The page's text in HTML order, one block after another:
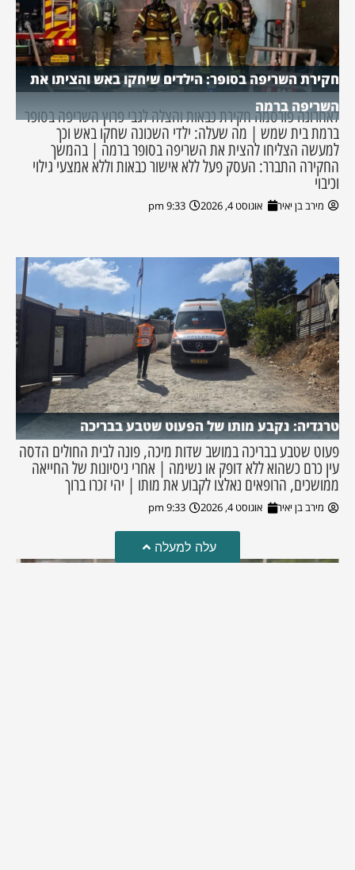
חקירת השריפה בסופר: הילדים שיחקו באש והציתו את
השריפה ברמה
לאחרונה פורסמה חקירת כבאות והצלה לגבי פרוץ השריפה בסופר
ברמת בית שמש | מה שעלה: ילדי השכונה שחקו באש וכך
למעשה הצליחו להצית את השריפה בסופר ברמה | בהמשך
החקירה התברר: העסק פעל ללא אישור כבאות וללא אמצעי גילוי
וכיבוי
מירב בן יאיר אוגוסט 4, 2026 9:33 pm
טרגדיה: נקבע מותו של הפעוט שטבע בבריכה
פעוט שטבע בבריכה במושב שדות מיכה, פונה לבית החולים הדסה
עין כרם כשהוא ללא דופק או נשימה | אחרי ניסיונות של החייאה
ממושכים, הרופאים נאלצו לקבוע את מותו | יהי זכרו ברוך
מירב בן יאיר אוגוסט 4, 2026 9:33 pm
עלה למעלה